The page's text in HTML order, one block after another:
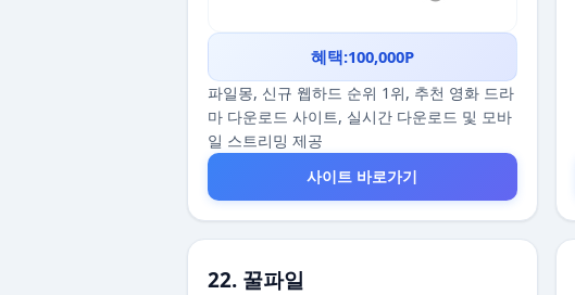
혜택:100,000P
파일몽, 신규 웹하드 순위 1위, 추천 영화 드라
마 다운로드 사이트, 실시간 다운로드 및 모바
일 스트리밍 제공
사이트 바로가기
22. 꿀파일